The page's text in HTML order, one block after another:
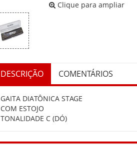
Clique para ampliar
DESCRIÇÃO COMENTÁRIOS
GAITA DIATÔNICA STAGE
COM ESTOJO
TONALIDADE C (DÓ)